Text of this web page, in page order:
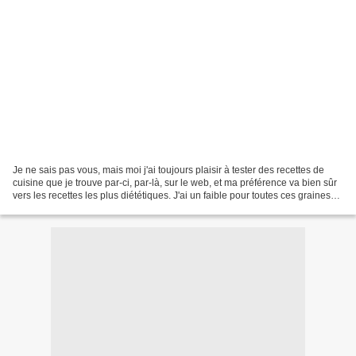
Je ne sais pas vous, mais moi j'ai toujours plaisir à tester des recettes de
cuisine que je trouve par-ci, par-là, sur le web, et ma préférence va bien sûr
vers les recettes les plus diététiques. J'ai un faible pour toutes ces graines